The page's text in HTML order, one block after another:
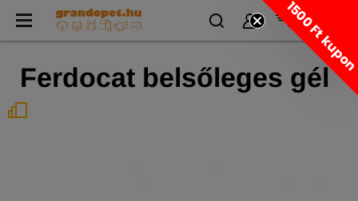
Ferdocat belsőleges gél
1500 Ft